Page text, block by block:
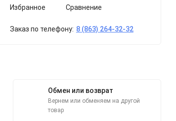
Избранное Сравнение
Заказ по телефону: 8 (863) 264-32-32
Обмен или возврат
Вернем или обменяем на другой
товар